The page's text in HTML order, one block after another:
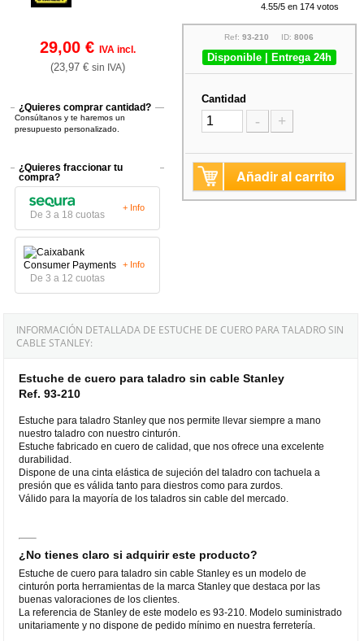
4.55/5 en 174 votos
29,00 € IVA incl.
(23,97 € sin IVA)
¿Quieres comprar cantidad?
Consúltanos y te haremos un
presupuesto personalizado.
¿Quieres fraccionar tu
compra?
De 3 a 18 cuotas
+ Info
De 3 a 12 cuotas
+ Info
Ref:93-210 ID:8006
Disponible | Entrega 24h
Cantidad
- +
Añadir al carrito
INFORMACIÓN DETALLADA DE ESTUCHE DE CUERO PARA TALADRO SIN
CABLE STANLEY:
Estuche de cuero para taladro sin cable Stanley
Ref. 93-210
Estuche para taladro Stanley que nos permite llevar siempre a mano
nuestro taladro con nuestro cinturón.
Estuche fabricado en cuero de calidad, que nos ofrece una excelente
durabilidad.
Dispone de una cinta elástica de sujeción del taladro con tachuela a
presión que es válida tanto para diestros como para zurdos.
Válido para la mayoría de los taladros sin cable del mercado.
¿No tienes claro si adquirir este producto?
Estuche de cuero para taladro sin cable Stanley es un modelo de
cinturón porta herramientas de la marca Stanley que destaca por las
buenas valoraciones de los clientes.
La referencia de Stanley de este modelo es 93-210. Modelo suministrado
unitariamente y no dispone de pedido mínimo en nuestra ferretería.